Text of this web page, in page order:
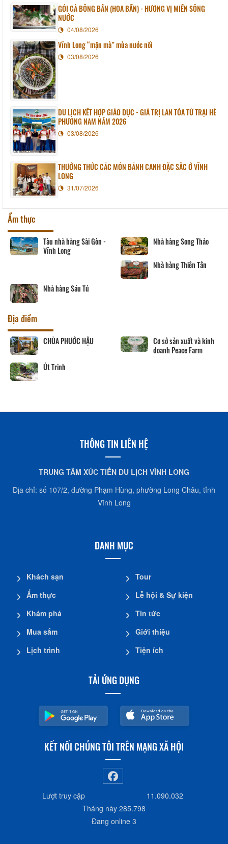
GỎI GÀ BÔNG BẦN (HOA BẦN) - HƯƠNG VỊ MIỀN SÔNG
NƯỚC
04/08/2026
Vĩnh Long “mặn mà” mùa nước nổi
03/08/2026
DU LỊCH KẾT HỢP GIÁO DỤC - GIÁ TRỊ LAN TỎA TỪ TRẠI HÈ
PHƯƠNG NAM NĂM 2026
03/08/2026
THƯỞNG THỨC CÁC MÓN BÁNH CANH ĐẶC SẮC Ở VĨNH
LONG
31/07/2026
Ẩm thực
Tàu nhà hàng Sài Gòn -
Vĩnh Long
Nhà hàng Song Thảo
Nhà hàng Thiên Tân
Nhà hàng Sáu Tú
Địa điểm
CHÙA PHƯỚC HẬU
Cơ sở sản xuất và kinh
doanh Peace Farm
Út Trinh
THÔNG TIN LIÊN HỆ
TRUNG TÂM XÚC TIẾN DU LỊCH VĨNH LONG
Địa chỉ: số 107/2, đường Phạm Hùng, phường Long Châu, tỉnh
Vĩnh Long
DANH MỤC
Khách sạn
Ẩm thực
Khám phá
Mua sắm
Lịch trình
Tour
Lễ hội & Sự kiện
Tin tức
Giới thiệu
Tiện ích
TẢI ỨNG DỤNG
KẾT NỐI CHÚNG TÔI TRÊN MẠNG XÃ HỘI
Lượt truy cập
11.090.032
Tháng này 285.798
Đang online 3